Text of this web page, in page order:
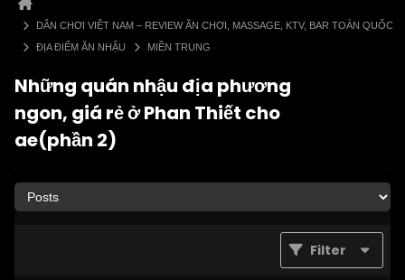
DÂN CHƠI VIỆT NAM – REVIEW ĂN CHƠI, MASSAGE, KTV, BAR TOÀN QUỐC
ĐỊA ĐIỂM ĂN NHẬU
MIỀN TRUNG
Những quán nhậu địa phương
ngon, giá rẻ ở Phan Thiết cho
ae(phần 2)
Filter